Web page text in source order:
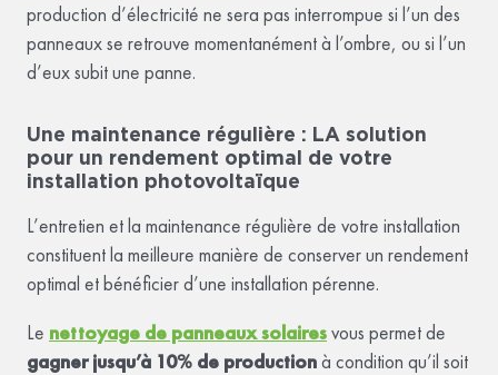
production d’électricité ne sera pas interrompue si l’un des
panneaux se retrouve momentanément à l’ombre, ou si l’un
d’eux subit une panne.
Une maintenance régulière : LA solution
pour un rendement optimal de votre
installation photovoltaïque
L’entretien et la maintenance régulière de votre installation
constituent la meilleure manière de conserver un rendement
optimal et bénéficier d’une installation pérenne.
Le nettoyage de panneaux solairesvous permet de
gagner jusqu’à 10% de productionà condition qu’il soit